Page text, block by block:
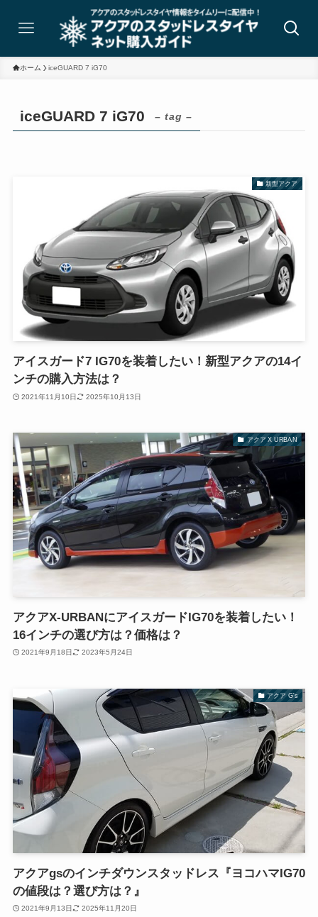
ホーム iceGUARD 7 iG70
iceGUARD 7 iG70 – tag –
新型アクア
アイスガード7 IG70を装着したい！新型アクアの14イ
ンチの購入方法は？
2021年11月10日 2025年10月13日
アクア X URBAN
アクアX-URBANにアイスガードIG70を装着したい！
16インチの選び方は？価格は？
2021年9月18日 2023年5月24日
アクア G's
アクアgsのインチダウンスタッドレス『ヨコハマIG70
の値段は？選び方は？』
2021年9月13日 2025年11月20日